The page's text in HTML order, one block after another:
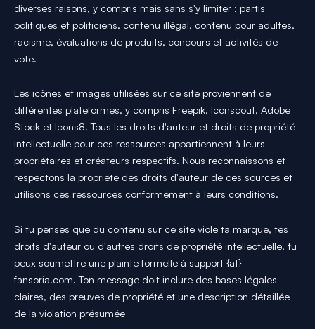
diverses raisons, y compris mais sans s'y limiter : partis
politiques et politiciens, contenu illégal, contenu pour adultes,
racisme, évaluations de produits, concours et activités de
vote.
Les icônes et images utilisées sur ce site proviennent de
différentes plateformes, y compris Freepik, Iconscout, Adobe
Stock et Icons8. Tous les droits d'auteur et droits de propriété
intellectuelle pour ces ressources appartiennent à leurs
propriétaires et créateurs respectifs. Nous reconnaissons et
respectons la propriété des droits d'auteur de ces sources et
utilisons ces ressources conformément à leurs conditions.
Si tu penses que du contenu sur ce site viole ta marque, tes
droits d'auteur ou d'autres droits de propriété intellectuelle, tu
peux soumettre une plainte formelle à support {at}
fansoria.com. Ton message doit inclure des bases légales
claires, des preuves de propriété et une description détaillée
de la violation présumée